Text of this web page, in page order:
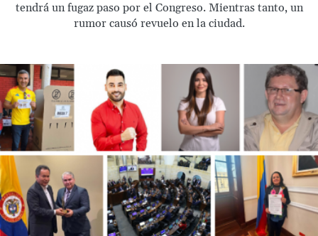
tendrá un fugaz paso por el Congreso. Mientras tanto, un
rumor causó revuelo en la ciudad.